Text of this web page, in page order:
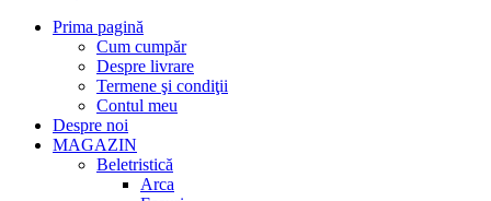
Prima pagină
Cum cumpăr
Despre livrare
Termene şi condiţii
Contul meu
Despre noi
MAGAZIN
Beletristică
Arca